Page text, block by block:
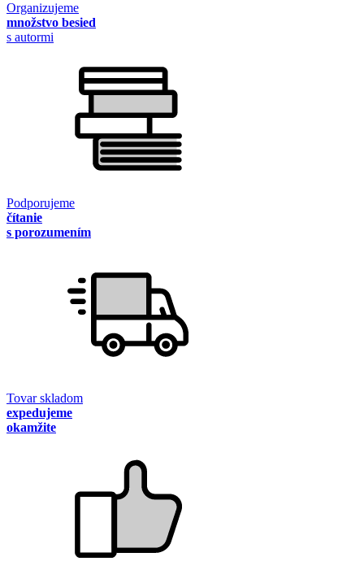
Organizujeme
množstvo besied
s autormi
Podporujeme
čítanie
s porozumením
Tovar skladom
expedujeme
okamžite